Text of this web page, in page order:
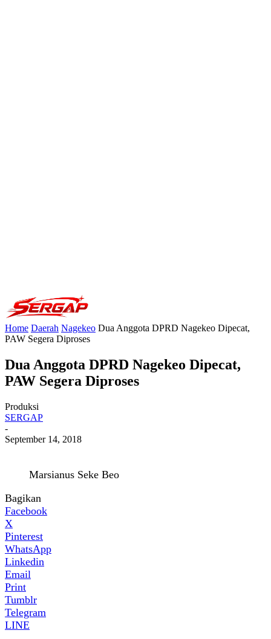
Home Daerah Nagekeo Dua Anggota DPRD Nagekeo Dipecat,
PAW Segera Diproses
Dua Anggota DPRD Nagekeo Dipecat,
PAW Segera Diproses
Produksi
SERGAP
-
September 14, 2018
Marsianus Seke Beo
Bagikan
Facebook
X
Pinterest
WhatsApp
Linkedin
Email
Print
Tumblr
Telegram
LINE